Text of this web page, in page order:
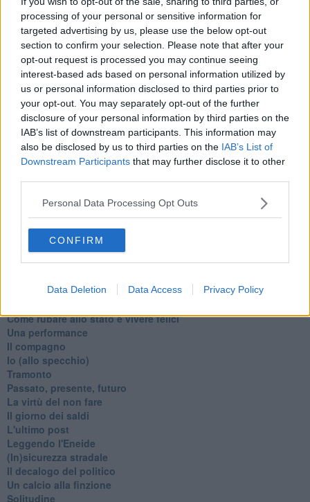
processing of your personal or sensitive information for
targeted advertising by us, please use the below opt-out
section to confirm your selection. Please note that after your
opt-out request is processed you may continue seeing
interest-based ads based on personal information utilized by
us or personal information disclosed to third parties prior to
your opt-out. You may separately opt-out of the further
disclosure of your personal information by third parties on the
IAB’s list of downstream participants. This information may
also be disclosed by us to third parties on the IAB’s List of
Downstream Participants that may further disclose it to other
Personal Data Processing Opt Outs
CONFIRM
Data Deletion Data Access Privacy Policy
Il terzo compito
L'abiura di Galileo
Fu vera gloria?
La guerricciola delle due rose
La truffa all'anziano
Alla fermata dell'autobus
La repressione sessuale per sentito dire
Diseducazione televisiva e inerzia della politica
Foto storica
Esequie solenni
Nostalgia del sangue blu
Teste calde
Non avere e non essere
Da Capodanno a Carnevale
Schizzi di fango
Sor-riso amaro
Fine anno al ristorante
La festa di Capodanno
Re e regnanti
Come rubare allo stato e vivere felici
Una performance
Il compagno
​Io (allo specchio)
Tramonto
Passato, presente, futuro
La virtù del non fare
Il giorno dei saldi
L'ultimo post
Leggendo l'Eneide
​(In)sicurezza stradale
Il decalogo del politico
Un calcio alla finzione
Solitudine